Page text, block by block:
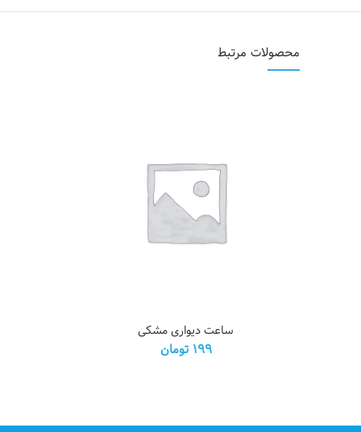
محصولات مرتبط
ساعت دیواری مشکی عددافزودن به سبد خرید
ساعت دیواری مشکی
199 تومان
فانوس